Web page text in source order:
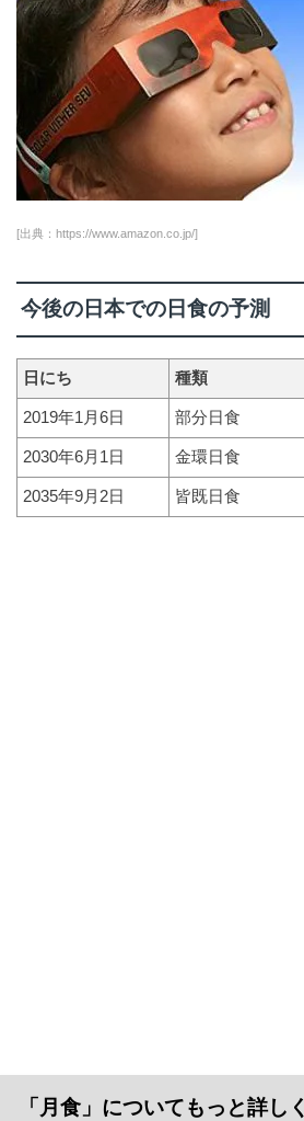
[出典：https://www.amazon.co.jp/]
今後の日本での日食の予測
日にち 種類
2019年1月6日 部分日食
2030年6月1日 金環日食
2035年9月2日 皆既日食
「月食」についてもっと詳しく